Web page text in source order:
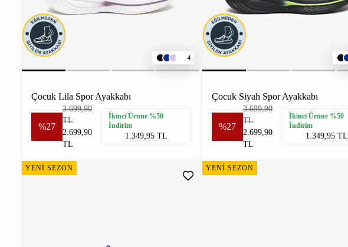
4
Çocuk Lila Spor Ayakkabı
%27
3.699,90
TL
2.699,90
TL
İkinci Ürüne %50
İndirim
1.349,95 TL
Çocuk Siyah Spor Ayakkabı
%27
3.699,90
TL
2.699,90
TL
İkinci Ürüne %50
İndirim
1.349,95 TL
YENİ SEZON YENİ SEZON